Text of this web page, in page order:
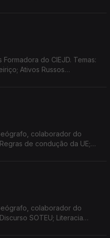
do CIEJD. Temas:
Ativos Russos
colaborador do
de condução da UE;
colaborador do
SOTEU; Literacia